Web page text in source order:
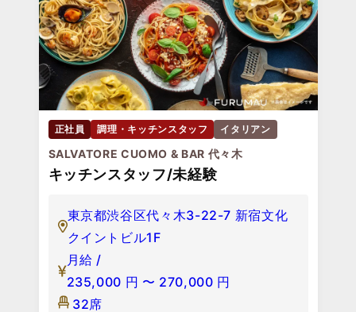
正社員 調理・キッチンスタッフ イタリアン
SALVATORE CUOMO & BAR 代々木
キッチンスタッフ/未経験
東京都渋谷区代々木3-22-7 新宿文化
クイントビル1F
月給 /
235,000 円 〜 270,000 円
32席